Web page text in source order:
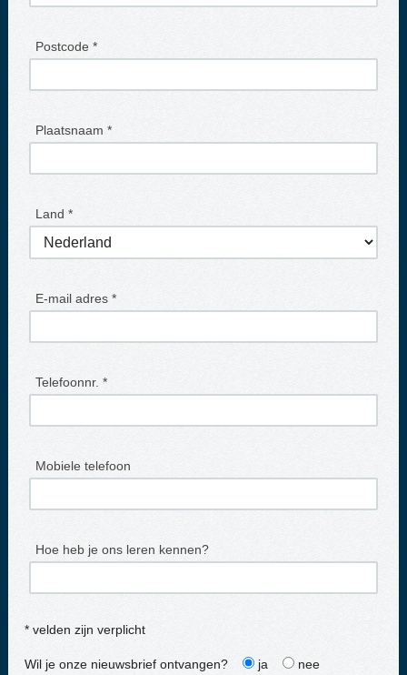
Postcode *
Plaatsnaam *
Land *
E-mail adres *
Telefoonnr. *
Mobiele telefoon
Hoe heb je ons leren kennen?
* velden zijn verplicht
Wil je onze nieuwsbrief ontvangen? ja nee